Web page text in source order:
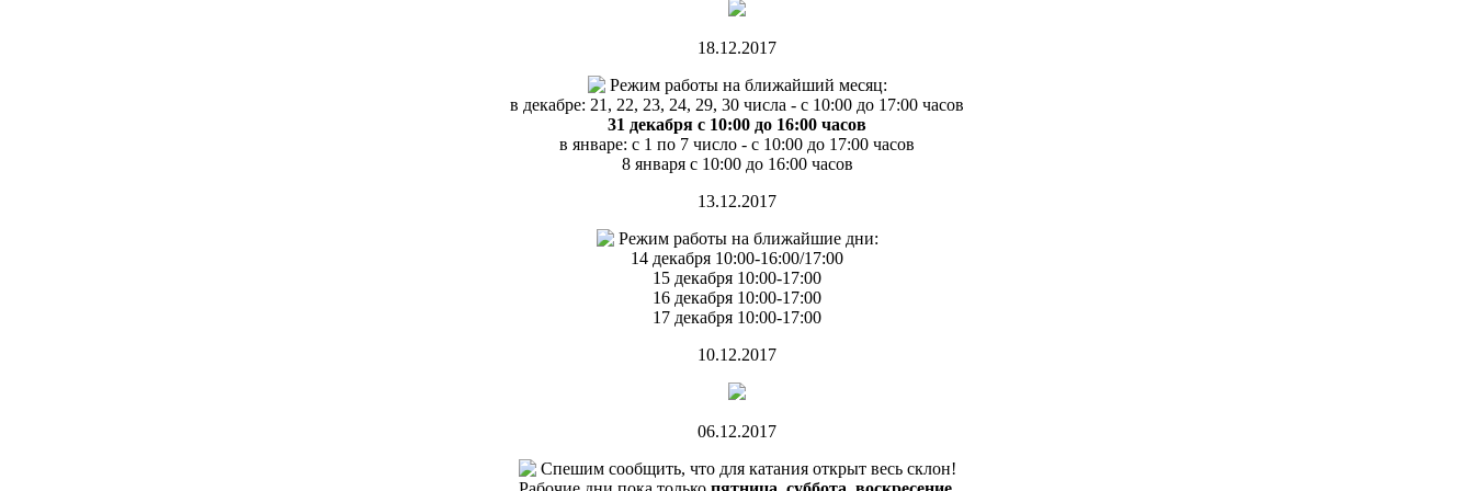
18.12.2017
Режим работы на ближайший месяц:
в декабре: 21, 22, 23, 24, 29, 30 числа - с 10:00 до 17:00 часов
31 декабря с 10:00 до 16:00 часов
в январе: с 1 по 7 число - с 10:00 до 17:00 часов
8 января с 10:00 до 16:00 часов
13.12.2017
Режим работы на ближайшие дни:
14 декабря 10:00-16:00/17:00
15 декабря 10:00-17:00
16 декабря 10:00-17:00
17 декабря 10:00-17:00
10.12.2017
06.12.2017
Спешим сообщить, что для катания открыт весь склон!